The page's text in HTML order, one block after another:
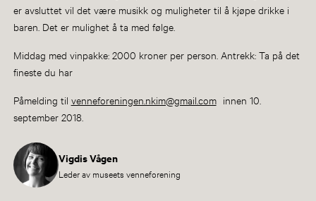
er avsluttet vil det være musikk og muligheter til å kjøpe drikke i
baren. Det er mulighet å ta med følge.
Middag med vinpakke: 2000 kroner per person. Antrekk: Ta på det
fineste du har
Påmelding til venneforeningen.nkim@gmail.com innen 10.
september 2018.
Vigdis Vågen
Leder av museets venneforening